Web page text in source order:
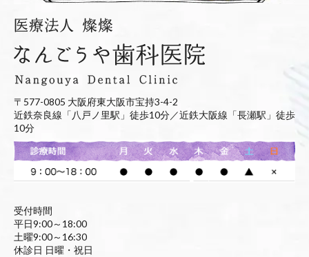
〒577-0805 大阪府東大阪市宝持3-4-2
近鉄奈良線「八戸ノ里駅」徒歩10分／近鉄大阪線「長瀬駅」徒歩
10分
受付時間
平日9:00～18:00
土曜9:00～16:30
休診日 日曜・祝日